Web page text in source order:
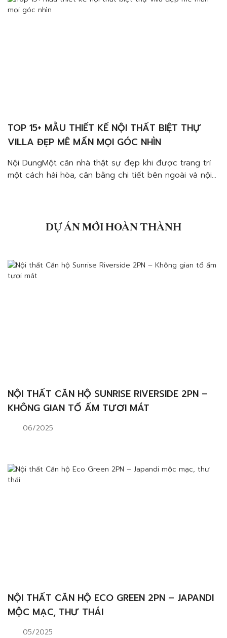
TOP 15+ MẪU THIẾT KẾ NỘI THẤT BIỆT THỰ
VILLA ĐẸP MÊ MẨN MỌI GÓC NHÌN
Nội DungMột căn nhà thật sự đẹp khi được trang trí
một cách hài hòa, cân bằng chi tiết bên ngoài và nội
DỰ ÁN MỚI HOÀN THÀNH
NỘI THẤT CĂN HỘ SUNRISE RIVERSIDE 2PN –
KHÔNG GIAN TỔ ẤM TƯƠI MÁT
06/2025
NỘI THẤT CĂN HỘ ECO GREEN 2PN – JAPANDI
MỘC MẠC, THƯ THÁI
05/2025